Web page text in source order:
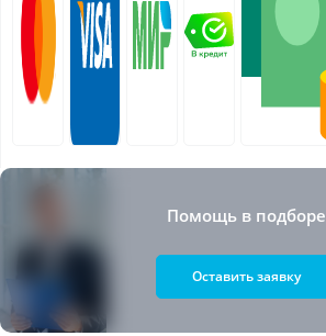
Помощь в подборе
Оставить заявку